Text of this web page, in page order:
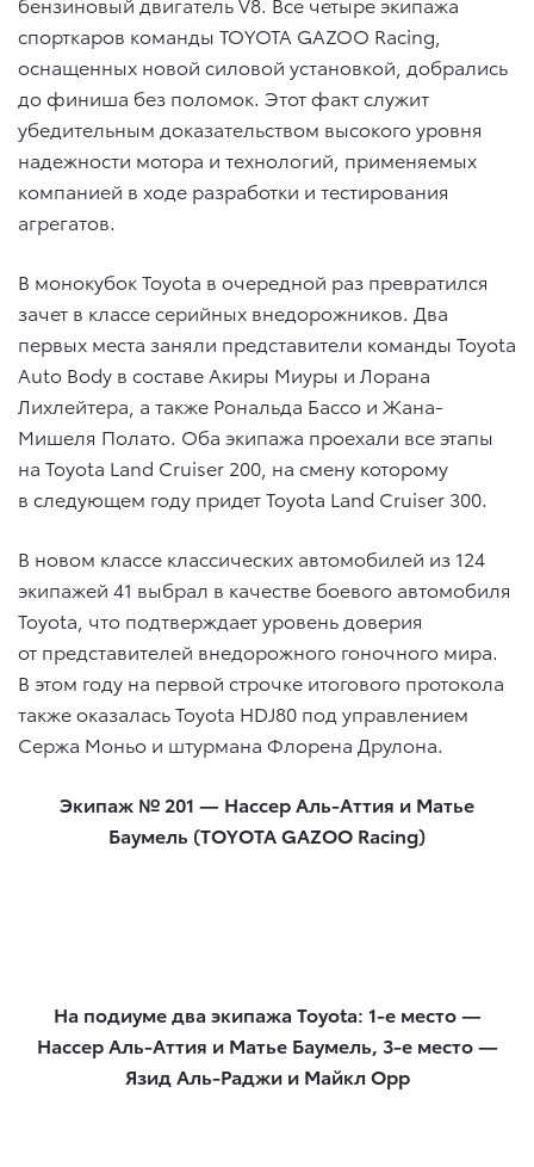
спорткаров команды TOYOTA GAZOO Racing,
оснащенных новой силовой установкой, добрались
до финиша без поломок. Этот факт служит
убедительным доказательством высокого уровня
надежности мотора и технологий, применяемых
компанией в ходе разработки и тестирования
агрегатов.
В монокубок Toyota в очередной раз превратился
зачет в классе серийных внедорожников. Два
первых места заняли представители команды Toyota
Auto Body в составе Акиры Миуры и Лорана
Лихлейтера, а также Рональда Бассо и Жана-
Мишеля Полато. Оба экипажа проехали все этапы
на Toyota Land Cruiser 200, на смену которому
в следующем году придет Toyota Land Cruiser 300.
В новом классе классических автомобилей из 124
экипажей 41 выбрал в качестве боевого автомобиля
Toyota, что подтверждает уровень доверия
от представителей внедорожного гоночного мира.
В этом году на первой строчке итогового протокола
также оказалась Toyota HDJ80 под управлением
Сержа Моньо и штурмана Флорена Друлона.
Экипаж № 201 — Нассер Аль-Аттия и Матье
Баумель (TOYOTA GAZOO Racing)
На подиуме два экипажа Toyota: 1-е место —
Нассер Аль-Аттия и Матье Баумель, 3-е место —
Язид Аль-Раджи и Майкл Орр